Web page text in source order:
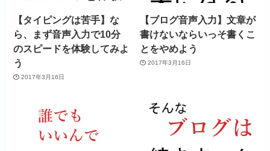
【タイピングは苦手】な
ら、まず音声入力で10分
のスピードを体験してみよ
う
2017年3月16日
【ブログ音声入力】文章が
書けないならいっそ書くこ
とをやめよう
2017年3月16日